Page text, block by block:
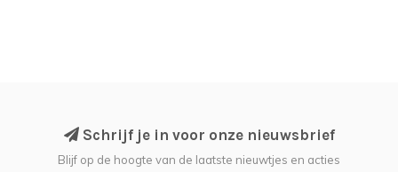
Schrijf je in voor onze nieuwsbrief
Blijf op de hoogte van de laatste nieuwtjes en acties